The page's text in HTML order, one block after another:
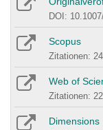
DOI:
Scopus
Zitationen: 24
Web of
Zitationen: 22
Dimensions